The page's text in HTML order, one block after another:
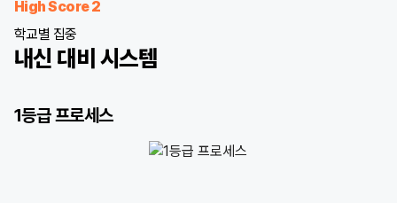
High Score 2
학교별 집중
내신 대비 시스템
1등급 프로세스